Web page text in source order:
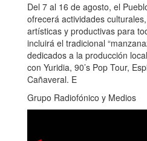
Del 7 al 16 de agosto, el
ofrecerá actividades
artísticas y productivas para
incluirá el tradicional
dedicados a la producción
con Yuridia, 90’s Pop Tour,
Cañaveral. E
Grupo Radiofónico y Medios